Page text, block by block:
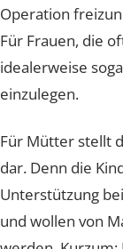
Brustoperation
Dr. Häcki allen
Operation
Für Frauen, die
idealerweise
einzulegen.
Für Mütter
dar. Denn die